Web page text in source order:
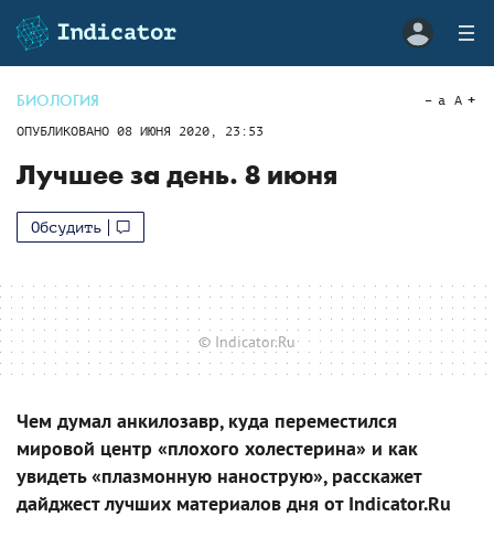
БИОЛОГИЯ
ОПУБЛИКОВАНО 08 ИЮНЯ 2020, 23:53
a A
Лучшее за день. 8 июня
Обсудить
© Indicator.Ru
Чем думал анкилозавр, куда переместился
мировой центр «плохого холестерина» и как
увидеть «плазмонную нанострую», расскажет
дайджест лучших материалов дня от Indicator.Ru